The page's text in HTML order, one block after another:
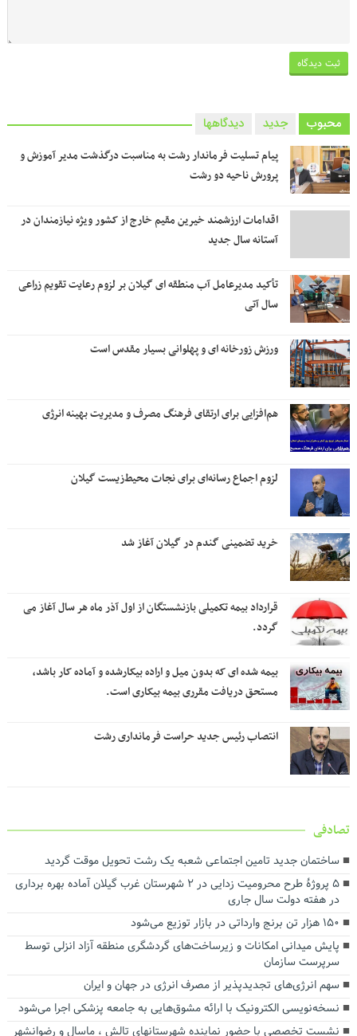
محبوب جدید دیدگاهها
پیام تسلیت فرماندار رشت به مناسبت درگذشت مدیر آموزش و
پرورش ناحیه دو رشت
اقدامات ارزشمند خیرین مقیم خارج از کشور ویژه نیازمندان در
آستانه سال جدید
تأکید مدیرعامل آب منطقه ای گیلان بر لزوم رعایت تقویم زراعی‌
سال آتی
ورزش زورخانه ای و پهلوانی بسیار مقدس است
هم‌افزایی برای ارتقای فرهنگ مصرف و مدیریت بهینه انرژی
لزوم اجماع رسانه‌ای برای نجات محیط‌زیست گیلان
خرید تضمینی گندم در گیلان آغاز شد
قرارداد بیمه تکمیلی بازنشستگان از اول آذر ماه هر سال آغاز می
گردد.
بیمه شده ای که بدون میل و اراده بیکارشده و آماده کار باشد،
مستحق دریافت مقرری بیمه بیکاری است.
انتصاب رئیس جدید حراست فرمانداری رشت
تصادفی
ساختمان جدید تامین اجتماعی شعبه یک رشت تحویل موقت گردید
۵ پروژۀ طرح محرومیت زدایی در ۲ شهرستان غرب گیلان آماده بهره برداری
در هفته دولت سال جاری
۱۵۰ هزار تن برنج وارداتی در بازار توزیع می‌شود
پایش میدانی امکانات و زیرساخت‌های گردشگری منطقه آزاد انزلی توسط
سرپرست سازمان
سهم انرژی‌های تجدیدپذیر از مصرف انرژی در جهان و ایران
نسخه‌نویسی الکترونیک با ارائه مشوق‌هایی به جامعه پزشکی اجرا می‌شود
نشست تخصصی با حضور نماینده شهرستانهای تالش ، ماسال و رضوانشهر